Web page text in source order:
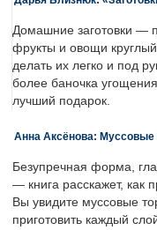
Домашние заготовки —
фрукты и овощи
делать их легко и под
более баночка
лучший подарок.
Анна Аксёнова: Муссовые
Безупречная форма,
— книга расскажет, как
Вы увидите муссовые
приготовить каждый